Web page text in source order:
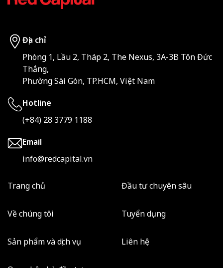
Địa chỉ
Phòng 1, Lầu 2, Tháp 2, The Nexus, 3A-3B Tôn Đức
Thắng,
Phường Sài Gòn, TP.HCM, Việt Nam
Hotline
(+84) 28 3779 1188
Email
info@redcapital.vn
Trang chủ
Về chúng tôi
Sản phẩm và dịch vụ
Đầu tư chuyên sâu
Tuyển dụng
Liên hệ